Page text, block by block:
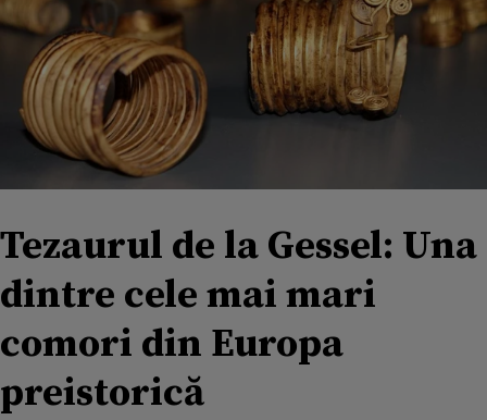
Tezaurul de la Gessel: Una
dintre cele mai mari
comori din Europa
preistorică